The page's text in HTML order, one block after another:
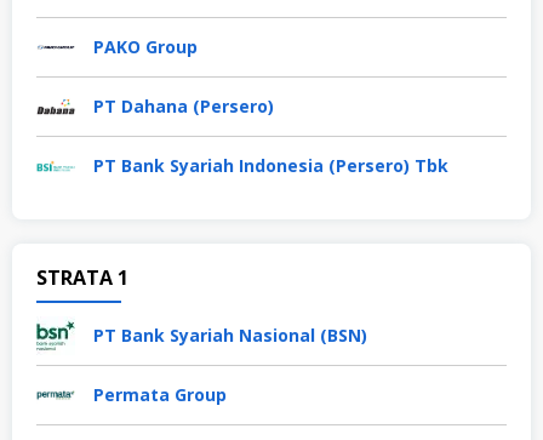
PAKO Group
PT Dahana (Persero)
PT Bank Syariah Indonesia (Persero) Tbk
STRATA 1
PT Bank Syariah Nasional (BSN)
Permata Group